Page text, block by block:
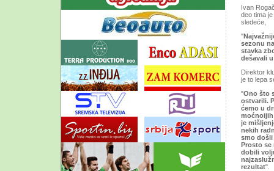
Ivan
deo tima
sledeće,
"
sezonu
stavka
dešavali
Direktor
je to lepa
"Ono što
ostvarili.
ćemo u
moćnoijih
je
nekih
smo došli
Prosto se
dobili
rezultat".